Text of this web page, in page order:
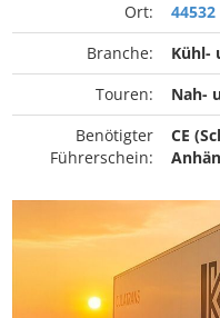
Ort:
Branche:
Kühl-
Touren:
Nah-
Benötigter
Führerschein:
CE